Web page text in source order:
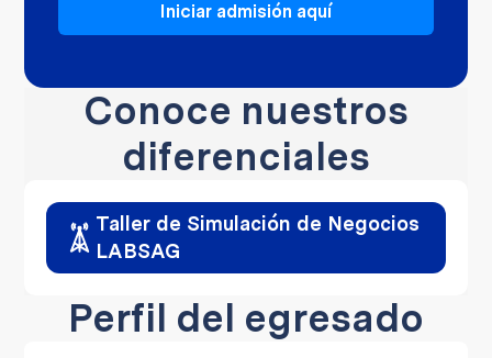
Iniciar admisión aquí
Conoce nuestros
diferenciales
Taller de Simulación de Negocios
LABSAG
Perfil del egresado